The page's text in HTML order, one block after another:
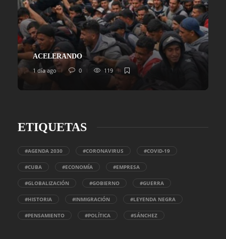
ACELERANDO
1 día ago
0 119
ETIQUETAS
#AGENDA 2030 #CORONAVIRUS #COVID-19
#CUBA #ECONOMÍA #EMPRESA
#GLOBALIZACIÓN #GOBIERNO #GUERRA
#HISTORIA #INMIGRACIÓN #LEYENDA NEGRA
#PENSAMIENTO #POLÍTICA #SÁNCHEZ